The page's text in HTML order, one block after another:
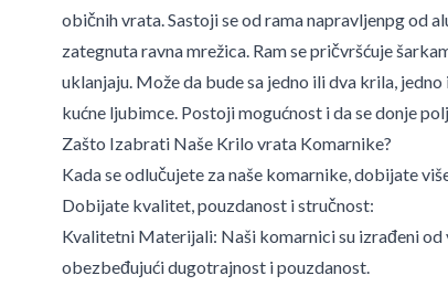
običnih vrata. Sastoji se od rama napravljenpg od
zategnuta ravna mrežica. Ram se pričvršćuje
uklanjaju. Može da bude sa jedno ili dva krila,
kućne ljubimce. Postoji mogućnost i da se donje
Zašto Izabrati Naše Krilo vrata Komarnike?
Kada se odlučujete za naše komarnike, dobijate
Dobijate kvalitet, pouzdanost i stručnost:
Kvalitetni Materijali: Naši komarnici su izrađeni
obezbeđujući dugotrajnost i pouzdanost.